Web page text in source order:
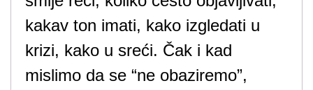
kakav ton imati, kako izgledati u
krizi, kako u sreći. Čak i kad
mislimo da se “ne obaziremo”,